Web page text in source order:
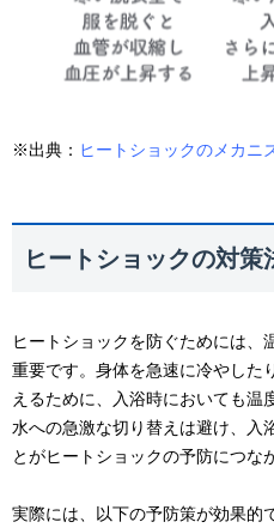
※出典： ヒートショックのメカニ
ヒートショックの対策
ヒートショックを防ぐためには、
重要です。身体を急速に冷やした
えるために、入浴時においても温
水への急激な切り替えは避け、入
とがヒートショックの予防につな
実際には、以下の予防策が効果的